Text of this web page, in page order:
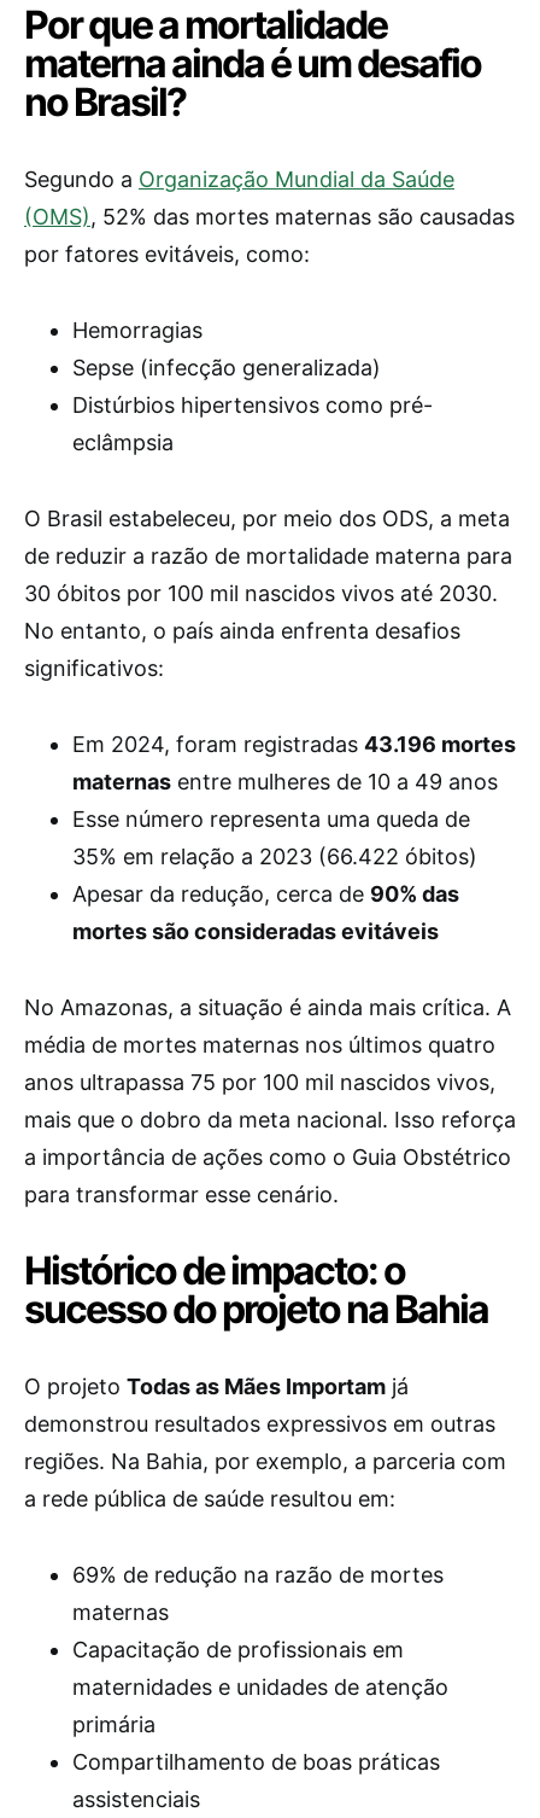
Por que a mortalidade
materna ainda é um desafio
no Brasil?
Segundo a Organização Mundial da Saúde
(OMS), 52% das mortes maternas são causadas
por fatores evitáveis, como:
Hemorragias
Sepse (infecção generalizada)
Distúrbios hipertensivos como pré-
eclâmpsia
O Brasil estabeleceu, por meio dos ODS, a meta
de reduzir a razão de mortalidade materna para
30 óbitos por 100 mil nascidos vivos até 2030.
No entanto, o país ainda enfrenta desafios
significativos:
Em 2024, foram registradas 43.196 mortes
maternas entre mulheres de 10 a 49 anos
Esse número representa uma queda de
35% em relação a 2023 (66.422 óbitos)
Apesar da redução, cerca de 90% das
mortes são consideradas evitáveis
No Amazonas, a situação é ainda mais crítica. A
média de mortes maternas nos últimos quatro
anos ultrapassa 75 por 100 mil nascidos vivos,
mais que o dobro da meta nacional. Isso reforça
a importância de ações como o Guia Obstétrico
para transformar esse cenário.
Histórico de impacto: o
sucesso do projeto na Bahia
O projeto Todas as Mães Importam já
demonstrou resultados expressivos em outras
regiões. Na Bahia, por exemplo, a parceria com
a rede pública de saúde resultou em:
69% de redução na razão de mortes
maternas
Capacitação de profissionais em
maternidades e unidades de atenção
primária
Compartilhamento de boas práticas
assistenciais